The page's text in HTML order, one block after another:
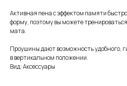
Активная пена с эффектом памяти
форму, поэтому вы можете
мата.
Проушины дают возможность удобного,
в вертикальном положении.
Вид: Аксессуары